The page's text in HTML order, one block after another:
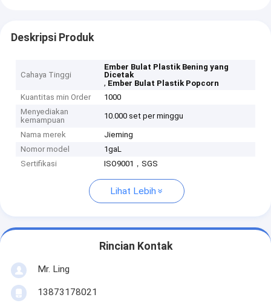
Deskripsi Produk
Cahaya Tinggi
Ember Bulat Plastik Bening yang
Dicetak
, Ember Bulat Plastik Popcorn
Kuantitas min Order
1000
Menyediakan
kemampuan
10.000 set per minggu
Nama merek
Jieming
Nomor model
1gaL
Sertifikasi
ISO9001，SGS
Lihat Lebih
Rincian Kontak
Mr. Ling
13873178021